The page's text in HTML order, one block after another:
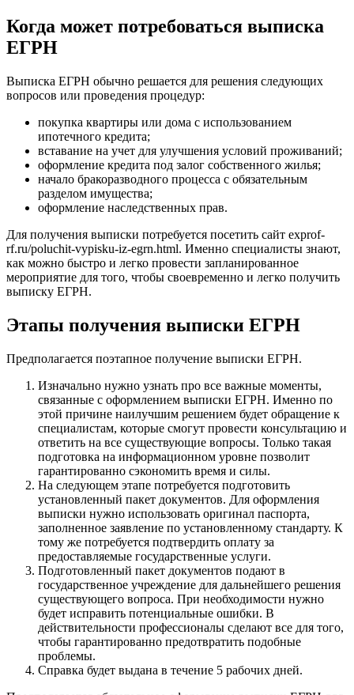
Когда может потребоваться выписка
ЕГРН
Выписка ЕГРН обычно решается для решения следующих
вопросов или проведения процедур:
покупка квартиры или дома с использованием
ипотечного кредита;
вставание на учет для улучшения условий проживаний;
оформление кредита под залог собственного жилья;
начало бракоразводного процесса с обязательным
разделом имущества;
оформление наследственных прав.
Для получения выписки потребуется посетить сайт exprof-
rf.ru/poluchit-vypisku-iz-egrn.html. Именно специалисты знают,
как можно быстро и легко провести запланированное
мероприятие для того, чтобы своевременно и легко получить
выписку ЕГРН.
Этапы получения выписки ЕГРН
Предполагается поэтапное получение выписки ЕГРН.
Изначально нужно узнать про все важные моменты,
связанные с оформлением выписки ЕГРН. Именно по
этой причине наилучшим решением будет обращение к
специалистам, которые смогут провести консультацию и
ответить на все существующие вопросы. Только такая
подготовка на информационном уровне позволит
гарантированно сэкономить время и силы.
На следующем этапе потребуется подготовить
установленный пакет документов. Для оформления
выписки нужно использовать оригинал паспорта,
заполненное заявление по установленному стандарту. К
тому же потребуется подтвердить оплату за
предоставляемые государственные услуги.
Подготовленный пакет документов подают в
государственное учреждение для дальнейшего решения
существующего вопроса. При необходимости нужно
будет исправить потенциальные ошибки. В
действительности профессионалы сделают все для того,
чтобы гарантированно предотвратить подобные
проблемы.
Справка будет выдана в течение 5 рабочих дней.